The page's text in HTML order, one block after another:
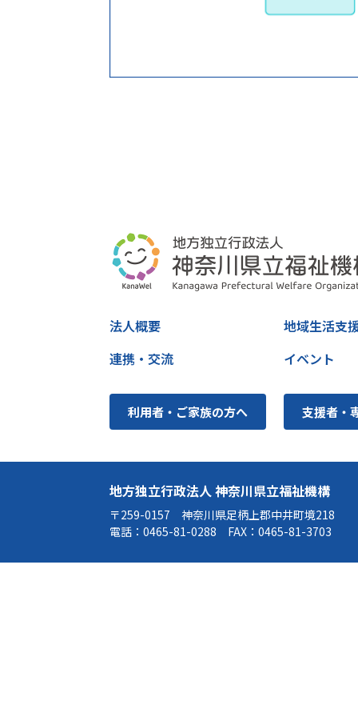
法人概要
地域生活支
連携・交流
イベント
利用者・ご家族の方へ 支援者・
地方独立行政法人 神奈川県立福祉機構
〒259-0157 神奈川県足柄上郡中井町境218
電話： 0465-81-0288 FAX：0465-81-3703